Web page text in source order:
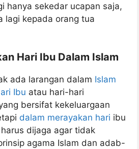
hanya sekedar ucapan saja,
lagi kepada orang tua
Hari Ibu Dalam Islam
ada larangan dalam Islam
Ibu atau hari-hari
bersifat kekeluargaan
dalam merayakan hari ibu
dijaga agar tidak
agama Islam dan adab-